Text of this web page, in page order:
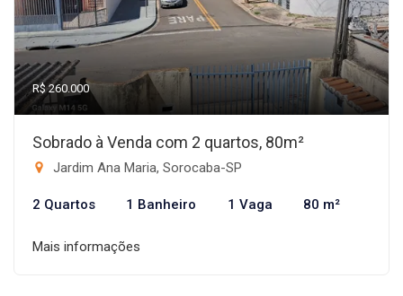
R$ 260.000
Sobrado à Venda com 2 quartos, 80m²
Jardim Ana Maria, Sorocaba-SP
2 Quartos 1 Banheiro 1 Vaga 80 m²
Mais informações